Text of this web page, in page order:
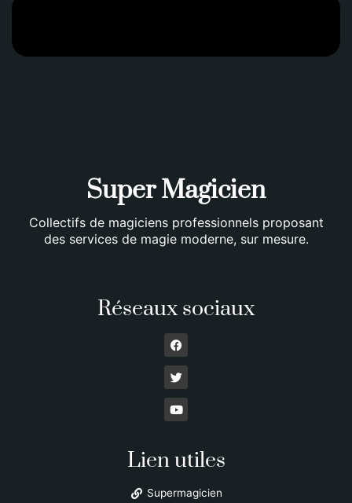
Super Magicien
Collectifs de magiciens professionnels proposant
des services de magie moderne, sur mesure.
Réseaux sociaux
Lien utiles
Supermagicien